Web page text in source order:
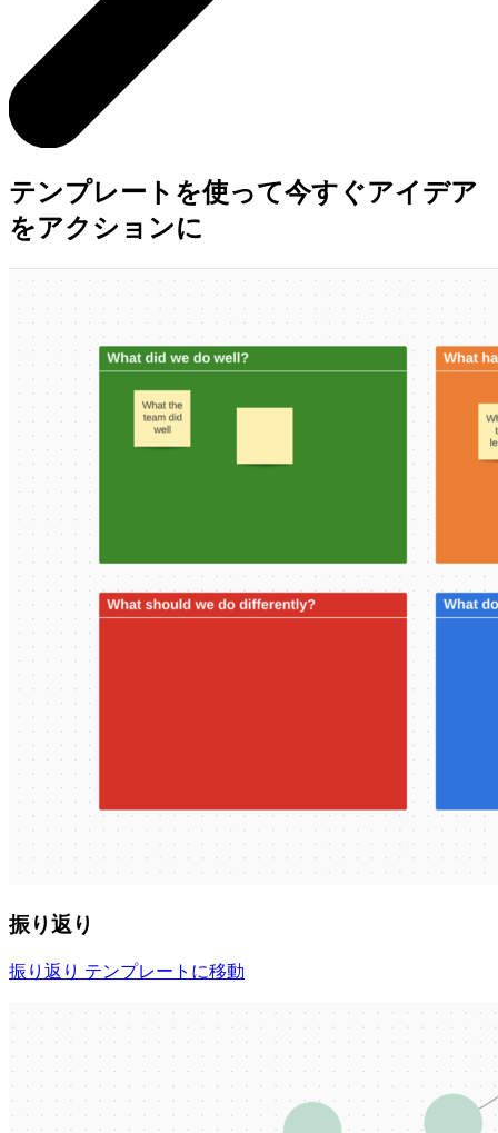
テンプレートを使って今すぐアイデア
をアクションに
振り返り
振り返り テンプレートに移動